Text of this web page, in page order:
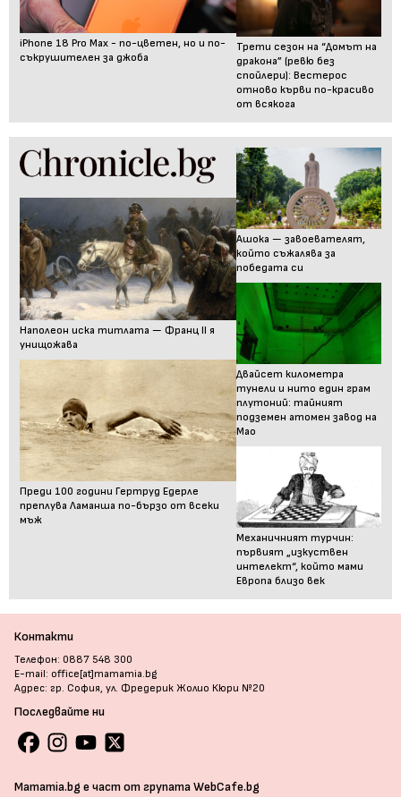
iPhone 18 Pro Max - по-цветен, но и по-
съкрушителен за джоба
Трети сезон на “Домът на
дракона” (ревю без
спойлери): Вестерос
отново кърви по-красиво
от всякога
Наполеон иска титлата — Франц II я
унищожава
Преди 100 години Гертруд Едерле
преплува Ламанша по-бързо от всеки
мъж
Ашока — завоевателят,
който съжалява за
победата си
Двайсет километра
тунели и нито един грам
плутоний: тайният
подземен атомен завод на
Мао
Механичният турчин:
първият „изкуствен
интелект“, който мами
Европа близо век
Контакти
Телефон: 0887 548 300
E-mail: office[at]mamamia.bg
Адрес: гр. София, ул. Фредерик Жолио Кюри №20
Последвайте ни
Mamamia.bg е част от групата WebCafe.bg